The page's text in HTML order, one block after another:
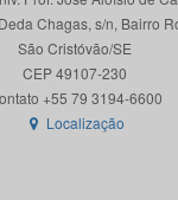
Chagas, s/n, Bairro
São Cristóvão/SE
CEP 49107-230
Localização